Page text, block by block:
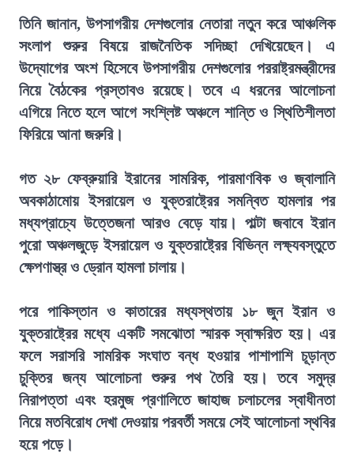
তিনি জানান, উপসাগরীয় দেশগুলোর নেতারা নতুন করে আঞ্চলিক
সংলাপ শুরুর বিষয়ে রাজনৈতিক সদিচ্ছা দেখিয়েছেন। এ
উদ্যোগের অংশ হিসেবে উপসাগরীয় দেশগুলোর পররাষ্ট্রমন্ত্রীদের
নিয়ে বৈঠকের প্রস্তাবও রয়েছে। তবে এ ধরনের আলোচনা
এগিয়ে নিতে হলে আগে সংশ্লিষ্ট অঞ্চলে শান্তি ও স্থিতিশীলতা
ফিরিয়ে আনা জরুরি।
গত ২৮ ফেব্রুয়ারি ইরানের সামরিক, পারমাণবিক ও জ্বালানি
অবকাঠামোয় ইসরায়েল ও যুক্তরাষ্ট্রের সমন্বিত হামলার পর
মধ্যপ্রাচ্যে উত্তেজনা আরও বেড়ে যায়। পাল্টা জবাবে ইরান
পুরো অঞ্চলজুড়ে ইসরায়েল ও যুক্তরাষ্ট্রের বিভিন্ন লক্ষ্যবস্তুতে
ক্ষেপণাস্ত্র ও ড্রোন হামলা চালায়।
পরে পাকিস্তান ও কাতারের মধ্যস্থতায় ১৮ জুন ইরান ও
যুক্তরাষ্ট্রের মধ্যে একটি সমঝোতা স্মারক স্বাক্ষরিত হয়। এর
ফলে সরাসরি সামরিক সংঘাত বন্ধ হওয়ার পাশাপাশি চূড়ান্ত
চুক্তির জন্য আলোচনা শুরুর পথ তৈরি হয়। তবে সমুদ্র
নিরাপত্তা এবং হরমুজ প্রণালিতে জাহাজ চলাচলের স্বাধীনতা
নিয়ে মতবিরোধ দেখা দেওয়ায় পরবর্তী সময়ে সেই আলোচনা স্থবির
হয়ে পড়ে।